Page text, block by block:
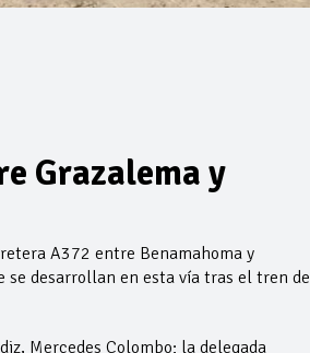
Grazalema y
A372 entre Benamahoma y
se desarrollan en esta vía tras el tren de
Mercedes Colombo; la delegada